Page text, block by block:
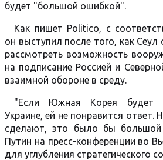
будет "большой ошибкой".
Как пишет Politico, с
он выступил после того, как
рассмотреть возможность
на подписание Россией и
взаимной обороне в среду.
"Если Южная Корея будет
Украине, ей не понравится ответ.
сделают, это было бы
Путин на пресс-конференции во
для углубления стратегического